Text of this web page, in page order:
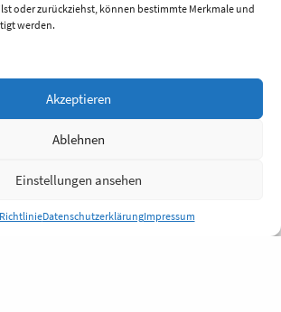
oder zurückziehst, können bestimmte Merkmale und
werden.
Akzeptieren
Ablehnen
Einstellungen ansehen
DatenschutzerklärungImpressum